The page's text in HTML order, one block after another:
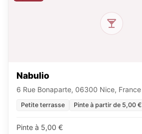
Nabulio
6 Rue Bonaparte, 06300 Nice, France
Petite terrasse Pinte à partir de 5,00 €
Pinte à 5,00 €